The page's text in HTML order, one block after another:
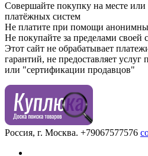
Совершайте покупку на месте
платёжных систем
Не платите при помощи
Не покупайте за пределами своей
Этот сайт не обрабатывает
гарантий, не предоставляет
или "сертификации продавцов"
Россия, г. Москва. +79067577576